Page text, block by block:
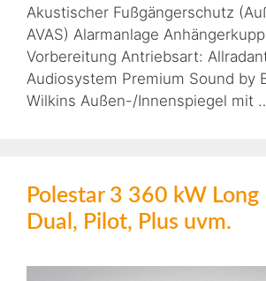
Akustischer Fußgängerschutz
AVAS) Alarmanlage
Vorbereitung Antriebsart:
Audiosystem Premium Sound by
Wilkins Außen-/Innenspiegel mit
Polestar 3 360 kW Long
Dual, Pilot, Plus uvm.